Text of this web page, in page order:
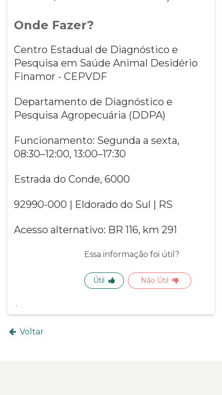
Onde Fazer?
Centro Estadual de Diagnóstico e
Pesquisa em Saúde Animal Desidério
Finamor - CEPVDF
Departamento de Diagnóstico e
Pesquisa Agropecuária (DDPA)
Funcionamento: Segunda a sexta,
08:30–12:00, 13:00–17:30
Estrada do Conde, 6000
92990-000 | Eldorado do Sul | RS
Acesso alternativo: BR 116, km 291
Essa informação foi útil?
Útil Não Útil
Voltar